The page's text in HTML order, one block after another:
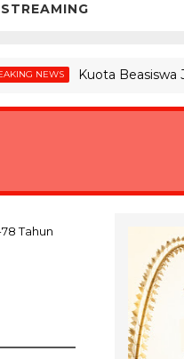
Kuota Beasiswa
Tahun